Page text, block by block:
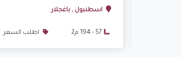
اسطنبول , باغجلار
57 - 194 م2 اطلب السعر